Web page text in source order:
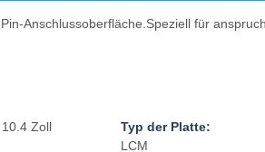
Anschlussoberfläche.Speziell für
10.4 Zoll Typ der Platte:
LCM